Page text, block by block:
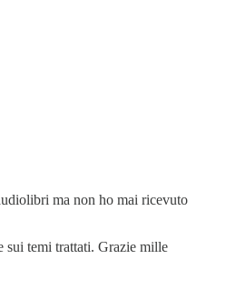
ma non ho mai ricevuto
sui temi trattati. Grazie mille